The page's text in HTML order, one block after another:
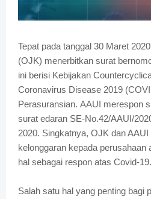
Tepat pada tanggal 30 Maret
(OJK) menerbitkan surat
ini berisi Kebijakan
Coronavirus Disease 2019
Perasuransian. AAUI merespon
surat edaran SE-No.42/AAUI/
2020. Singkatnya, OJK dan
kelonggaran kepada perusahaan
hal sebagai respon atas Covid-19.
Salah satu hal yang penting bagi